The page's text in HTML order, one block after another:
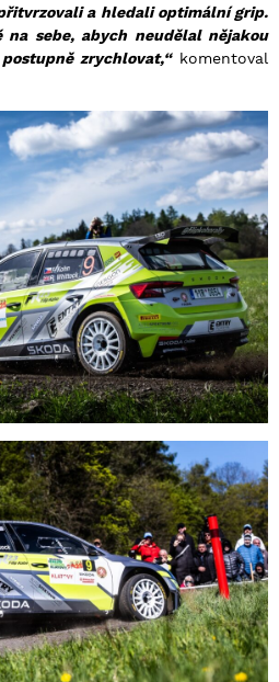
a hledali optimální grip.
na sebe, abych neudělal nějakou
zrychlovat,“ komentoval